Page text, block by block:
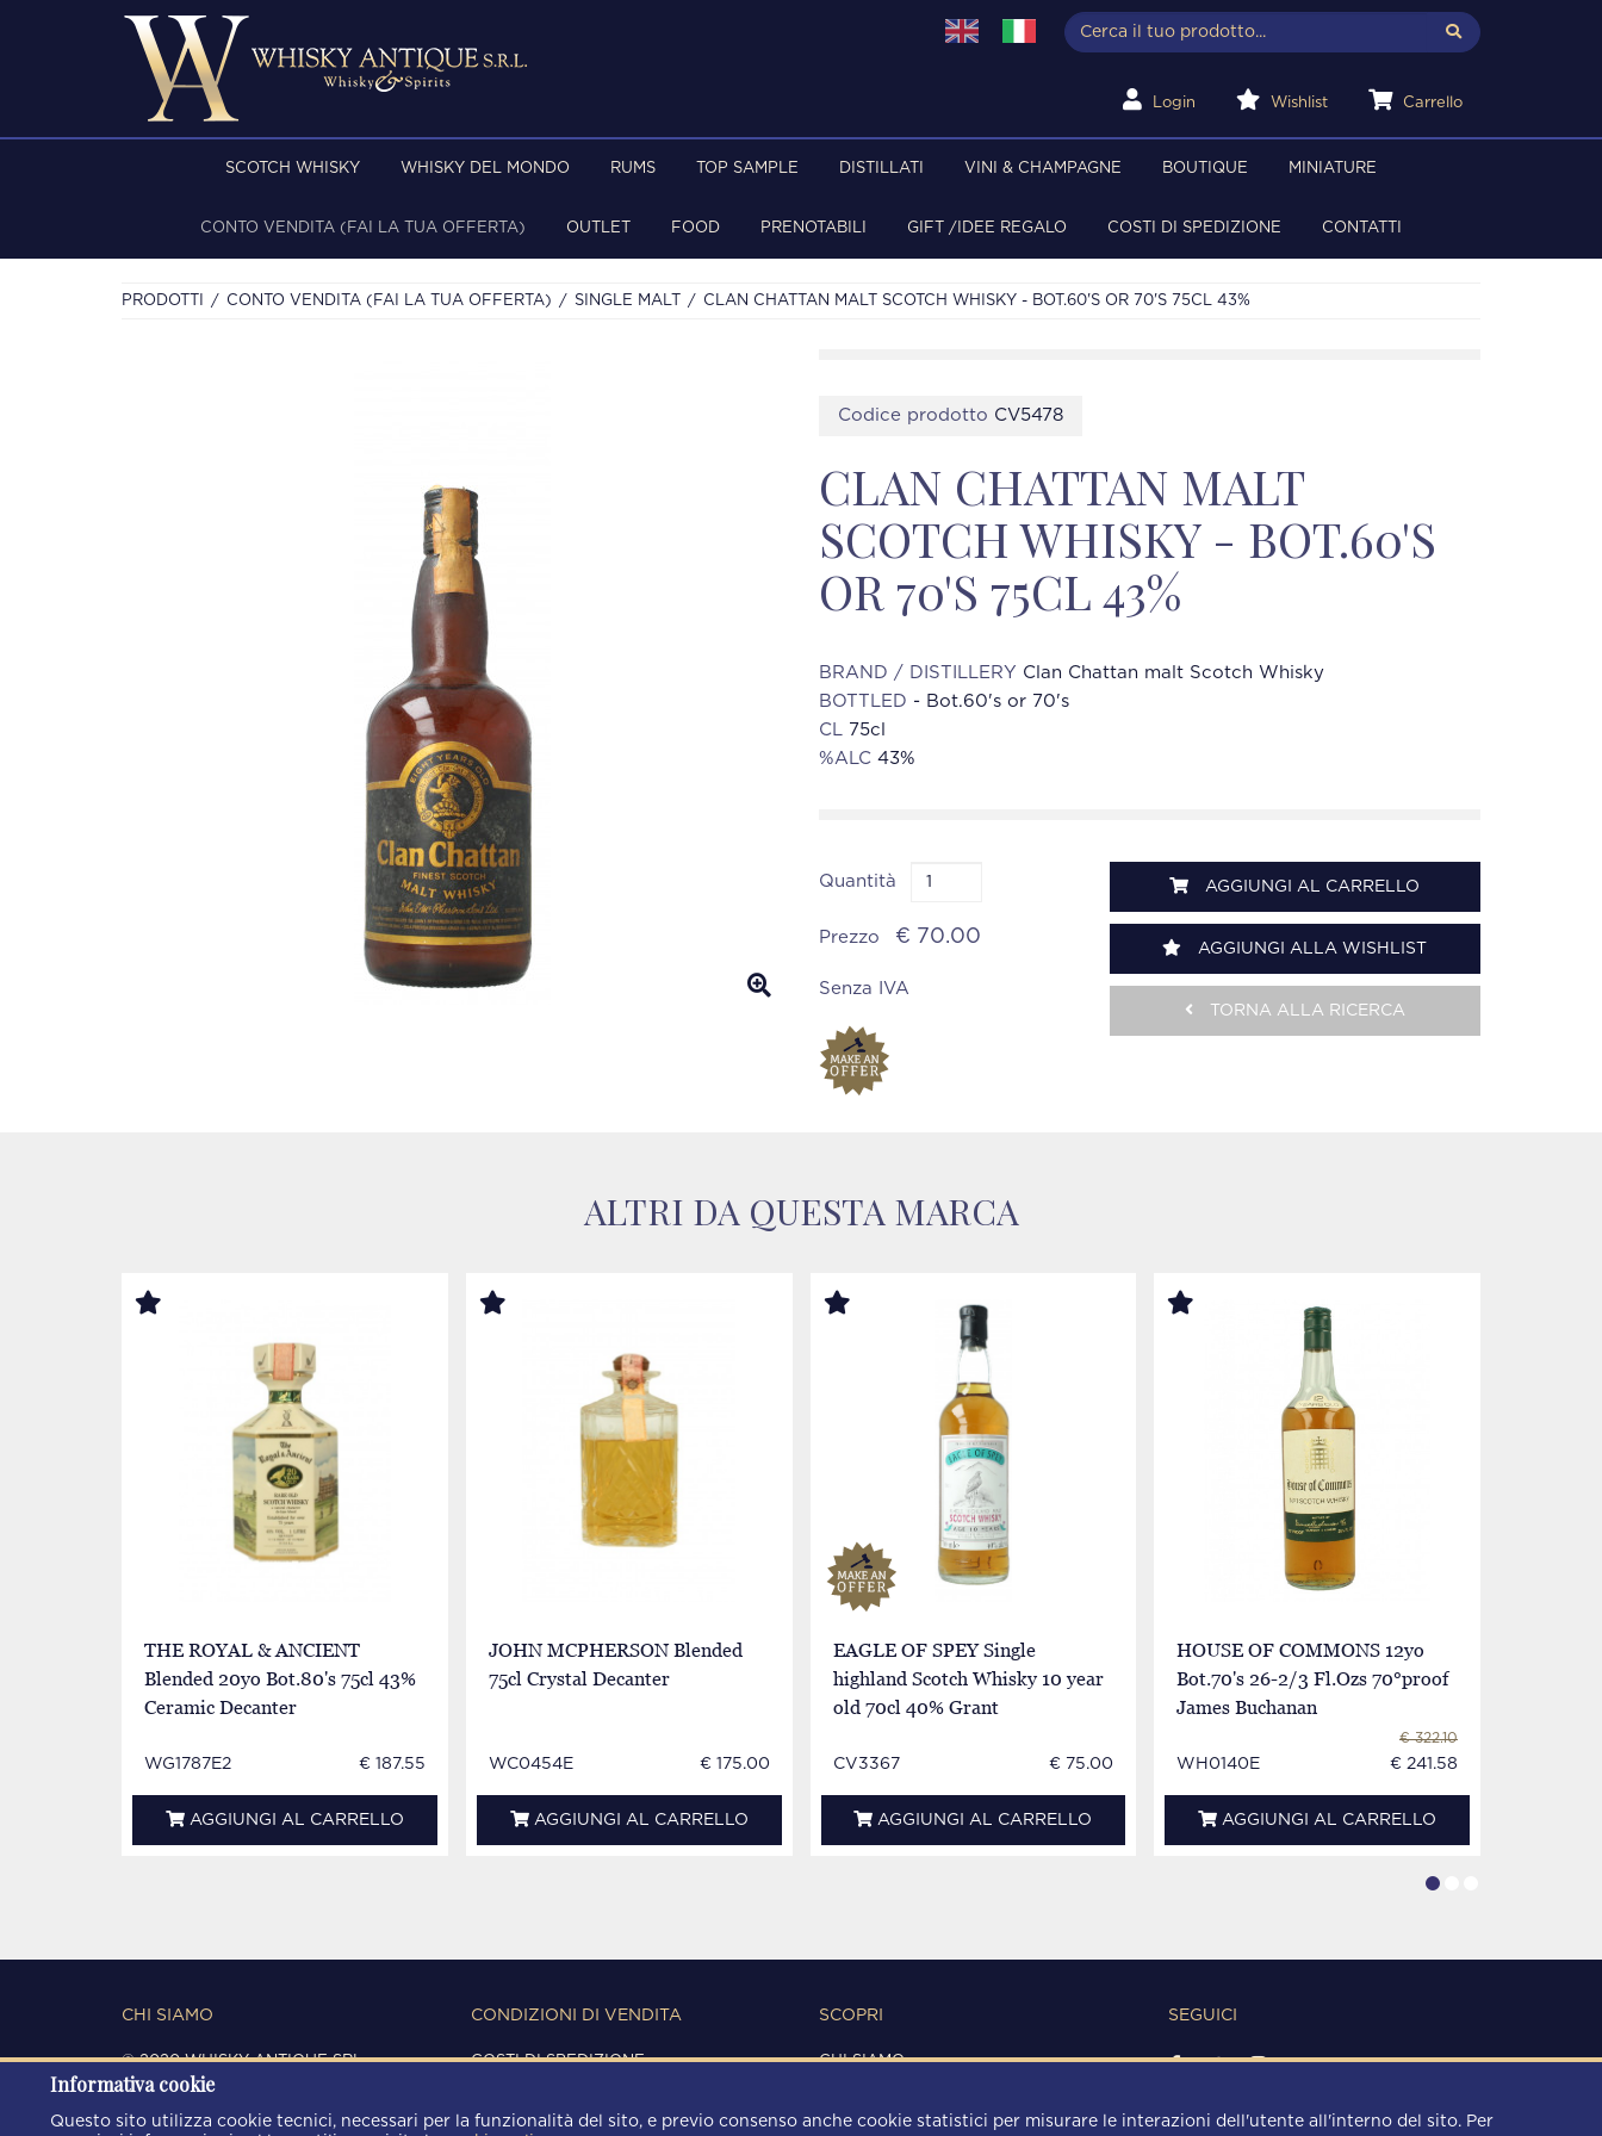
Login Wishlist Carrello
SCOTCH WHISKY WHISKY DEL MONDO RUMS TOP SAMPLE DISTILLATI VINI & CHAMPAGNE BOUTIQUE MINIATURE
CONTO VENDITA (FAI LA TUA OFFERTA) OUTLET FOOD PRENOTABILI GIFT /IDEE REGALO COSTI DI SPEDIZIONE CONTATTI
PRODOTTI CONTO VENDITA (FAI LA TUA OFFERTA) SINGLE MALT CLAN CHATTAN MALT SCOTCH WHISKY - BOT.60'S OR 70'S 75CL 43%
Codice prodotto CV5478
CLAN CHATTAN MALT
SCOTCH WHISKY - BOT.60'S
OR 70'S 75CL 43%
BRAND / DISTILLERY Clan Chattan malt Scotch Whisky
BOTTLED - Bot.60's or 70's
CL 75cl
%ALC 43%
Quantità
Prezzo € 70.00
Senza IVA
AGGIUNGI AL CARRELLO
AGGIUNGI ALLA WISHLIST
TORNA ALLA RICERCA
ALTRI DA QUESTA MARCA
THE ROYAL & ANCIENT
Blended 20yo Bot.80's 75cl 43%
Ceramic Decanter
WG1787E2 € 187.55
AGGIUNGI AL CARRELLO
JOHN MCPHERSON Blended
75cl Crystal Decanter
WC0454E € 175.00
AGGIUNGI AL CARRELLO
EAGLE OF SPEY Single
highland Scotch Whisky 10 year
old 70cl 40% Grant
CV3367 € 75.00
AGGIUNGI AL CARRELLO
HOUSE OF COMMONS 12yo
Bot.70's 26-2/3 Fl.Ozs 70°proof
James Buchanan
WH0140E
€ 322.10
€ 241.58
AGGIUNGI AL CARRELLO
CHI SIAMO
© 2020 WHISKY ANTIQUE SRL
C.F. / P.IVA 03266720360
REGISTRO IMPRESE DI MODENA
CONDIZIONI DI VENDITA
COSTI DI SPEDIZIONE
PRIVACY
SCOPRI
CHI SIAMO
SEGUICI
METODI DI PAGAMENTO
Informativa cookie
Questo sito utilizza cookie tecnici, necessari per la funzionalità del sito, e previo consenso anche cookie statistici per misurare le interazioni dell'utente all'interno del sito. Per